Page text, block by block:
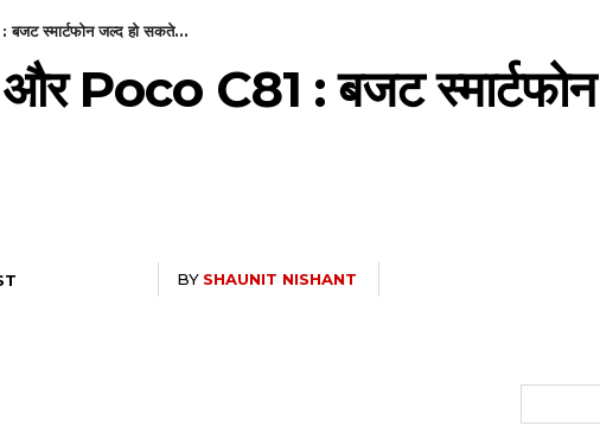
स्मार्टफोन जल्द हो सकते...
Poco C81 : बजट
BY SHAUNIT NISHANT